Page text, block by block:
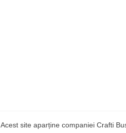
Acest site aparține companiei Crafti